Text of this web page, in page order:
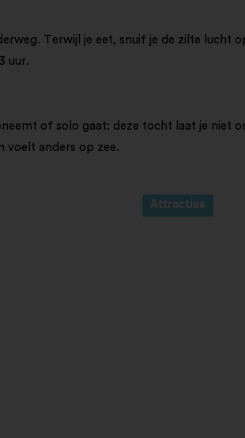
Terwijl je eet, snuif je de zilte lucht
uur.
of solo gaat: deze tocht laat je niet
voelt anders op zee.
Attracties